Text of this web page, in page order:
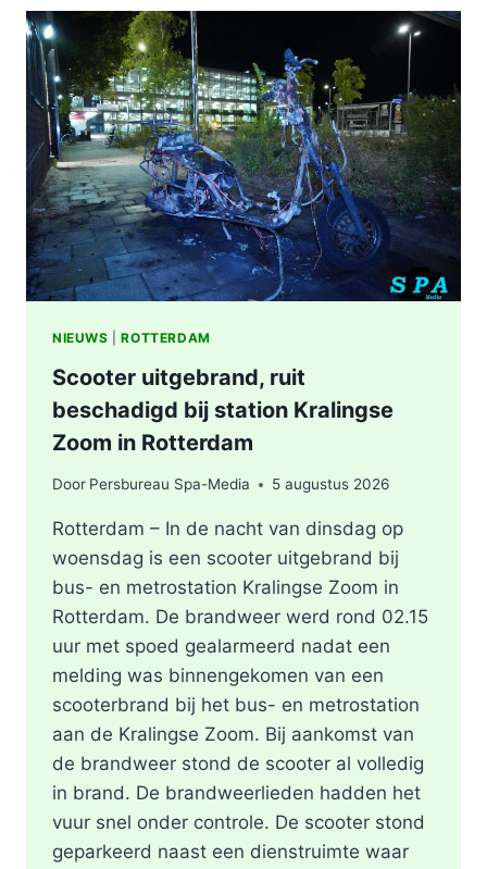
WONING
TIJDENS
WERKZAAMHEDEN
AAN
LIEVEN
DE
KEYSTRAAT
IN
ROTTERDAM
NIEUWS |ROTTERDAM
Scooter uitgebrand, ruit
beschadigd bij station Kralingse
Zoom in Rotterdam
Door Persbureau Spa-Media 5 augustus 2026
Rotterdam – In de nacht van dinsdag op
woensdag is een scooter uitgebrand bij
bus- en metrostation Kralingse Zoom in
Rotterdam. De brandweer werd rond 02.15
uur met spoed gealarmeerd nadat een
melding was binnengekomen van een
scooterbrand bij het bus- en metrostation
aan de Kralingse Zoom. Bij aankomst van
de brandweer stond de scooter al volledig
in brand. De brandweerlieden hadden het
vuur snel onder controle. De scooter stond
geparkeerd naast een dienstruimte waar